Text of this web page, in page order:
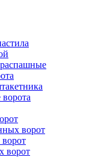
ворот
ворот